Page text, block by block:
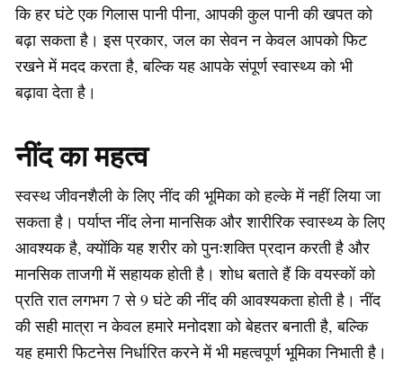
कि हर घंटे एक गिलास पानी पीना, आपकी कुल पानी की खपत को
बढ़ा सकता है। इस प्रकार, जल का सेवन न केवल आपको फिट
रखने में मदद करता है, बल्कि यह आपके संपूर्ण स्वास्थ्य को भी
बढ़ावा देता है।
नींद का महत्व
स्वस्थ जीवनशैली के लिए नींद की भूमिका को हल्के में नहीं लिया जा
सकता है। पर्याप्त नींद लेना मानसिक और शारीरिक स्वास्थ्य के लिए
आवश्यक है, क्योंकि यह शरीर को पुनःशक्ति प्रदान करती है और
मानसिक ताजगी में सहायक होती है। शोध बताते हैं कि वयस्कों को
प्रति रात लगभग 7 से 9 घंटे की नींद की आवश्यकता होती है। नींद
की सही मात्रा न केवल हमारे मनोदशा को बेहतर बनाती है, बल्कि
यह हमारी फिटनेस निर्धारित करने में भी महत्वपूर्ण भूमिका निभाती है।